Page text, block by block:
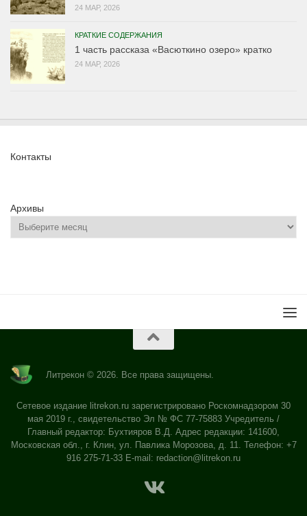
24 МАР, 2026
КРАТКИЕ СОДЕРЖАНИЯ
1 часть рассказа «Васюткино озеро» кратко
24 МАР, 2026
Контакты
Архивы
Литрекон © 2026. Все права защищены.
Сетевое издание litrekon.ru зарегистрировано Роскомнадзором 30
мая 2019 г., свидетельство Эл № ФС 77-75883 Учредитель /
Главный редактор: Бухтияров В.Д. Адрес редакции: 141600,
Московская обл., г. Клин, ул. Павлика Морозова, д. 11. Телефон: +7
916 275-71-33 E-mail: redaction@litrekon.ru